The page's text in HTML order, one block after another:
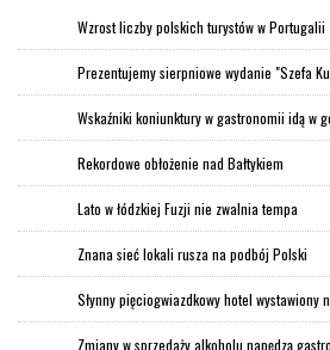
Wzrost liczby polskich turystów w Portugalii
Prezentujemy sierpniowe wydanie "Szefa
Wskaźniki koniunktury w gastronomii idą w
Rekordowe obłożenie nad Bałtykiem
Lato w łódzkiej Fuzji nie zwalnia tempa
Znana sieć lokali rusza na podbój Polski
Słynny pięciogwiazdkowy hotel wystawiony
Zmiany w sprzedaży alkoholu napędzą